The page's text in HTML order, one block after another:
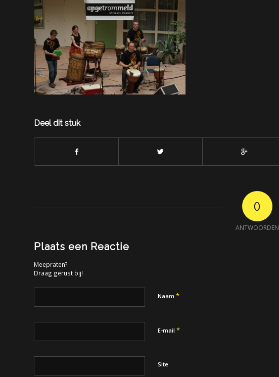
Deel dit stuk
0
ANTWOORDEN
Plaats een Reactie
Meepraten?
Draag gerust bij!
Naam *
E-mail *
Site